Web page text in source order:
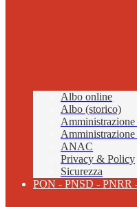
Albo online
Albo (storico)
Amministrazione
Amministrazione
ANAC
Privacy & Policy
Sicurezza
PON - PNSD - PNRR